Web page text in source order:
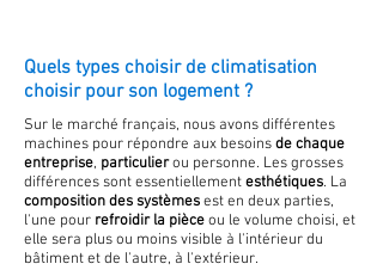
Quels types choisir de climatisation
choisir pour son logement ?
Sur le marché français, nous avons différentes
machines pour répondre aux besoinsde chaque
entreprise, particulierou personne. Les grosses
différences sont essentiellementesthétiques. La
composition dessystèmesest en deux parties,
l'une pour refroidir la pièceou le volume choisi, et
elle sera plus ou moins visible à l'intérieur du
bâtiment et de l'autre, à l'extérieur.